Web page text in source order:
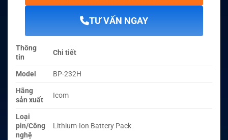
TƯ VẤN NGAY
Thông
tin
Chi tiết
Model
BP-232H
Hãng
sản xuất
Icom
Loại
pin/Công
nghệ
Lithium-Ion Battery Pack